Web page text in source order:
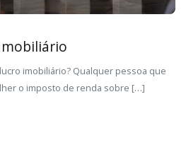
imobiliário? Qualquer pessoa que
o imposto de renda sobre […]